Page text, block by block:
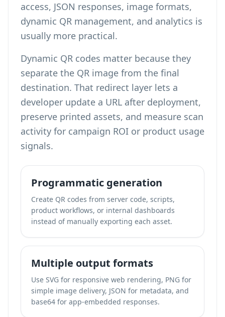
access, JSON responses, image formats,
dynamic QR management, and analytics is
usually more practical.
Dynamic QR codes matter because they
separate the QR image from the final
destination. That redirect layer lets a
developer update a URL after deployment,
preserve printed assets, and measure scan
activity for campaign ROI or product usage
signals.
Programmatic generation
Create QR codes from server code, scripts,
product workflows, or internal dashboards
instead of manually exporting each asset.
Multiple output formats
Use SVG for responsive web rendering, PNG for
simple image delivery, JSON for metadata, and
base64 for app-embedded responses.